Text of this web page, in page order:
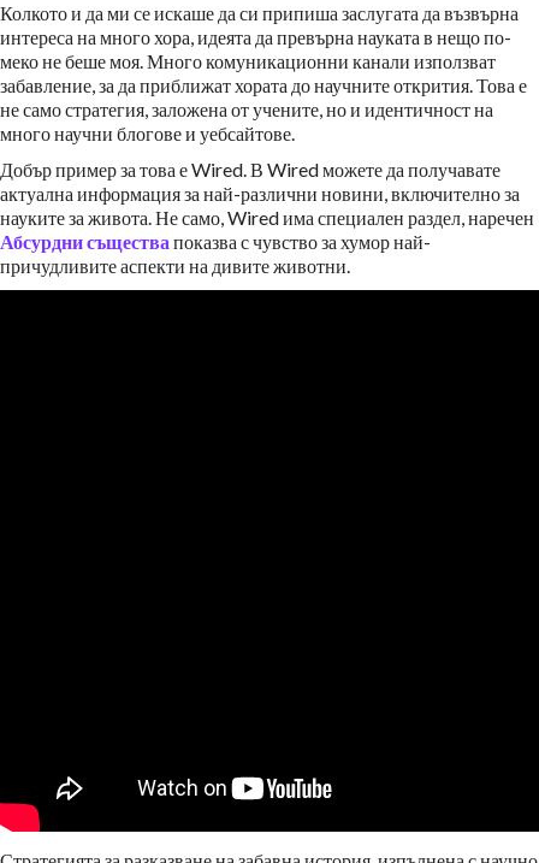
Колкото и да ми се искаше да си припиша заслугата да възвърна
интереса на много хора, идеята да превърна науката в нещо по-
меко не беше моя. Много комуникационни канали използват
забавление, за да приближат хората до научните открития. Това е
не само стратегия, заложена от учените, но и идентичност на
много научни блогове и уебсайтове.
Добър пример за това е Wired. В Wired можете да получавате
актуална информация за най-различни новини, включително за
науките за живота. Не само, Wired има специален раздел, наречен
Абсурдни същества показва с чувство за хумор най-
причудливите аспекти на дивите животни.